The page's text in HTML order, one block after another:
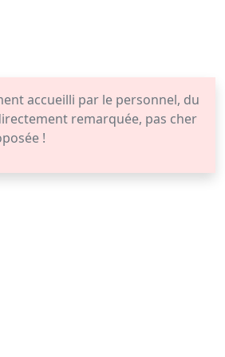
accueilli par le personnel, du
remarquée, pas cher
!